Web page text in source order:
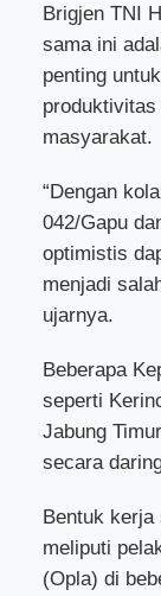
Brigjen TNI
sama ini
penting
masyarakat.
“Dengan
042/Gapu
optimistis
menjadi
ujarnya.
Beberapa
seperti
Jabung
secara
Bentuk kerja
meliputi
(Opla) di